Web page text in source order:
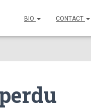
BIO CONTACT